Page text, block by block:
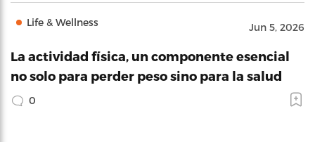
Life & Wellness Jun 5, 2026
La actividad física, un componente esencial
no solo para perder peso sino para la salud
0